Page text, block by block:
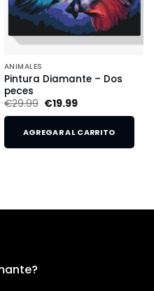
ANIMALES
Pintura Diamante – Dos
peces
€29.99 €19.99
AGREGAR AL CARRITO